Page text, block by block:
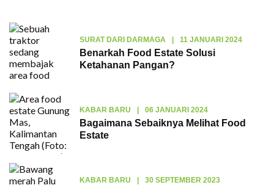
SURAT DARI DARMAGA | 11 JANUARI 2024
Benarkah Food Estate Solusi
Ketahanan Pangan?
KABAR BARU | 06 JANUARI 2024
Bagaimana Sebaiknya Melihat Food
Estate
KABAR BARU | 30 SEPTEMBER 2023